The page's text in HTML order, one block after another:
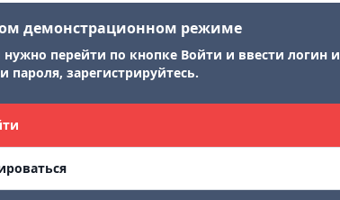
демонстрационном режиме
перейти по кнопке Войти и ввести логин и
пароля, зарегистрируйтесь.